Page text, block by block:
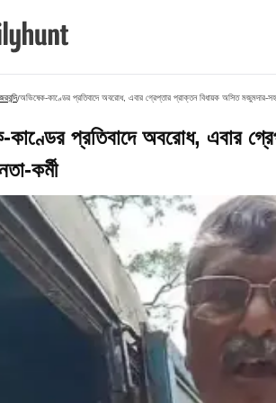
/অভিষেক-কাণ্ডের প্রতিবাদে অবরোধ, এবার গ্রেপ্তার প্রাক্তন বিধায়ক অসিত মজুমদার-
কাণ্ডের প্রতিবাদে অবরোধ, এবার
কর্মী